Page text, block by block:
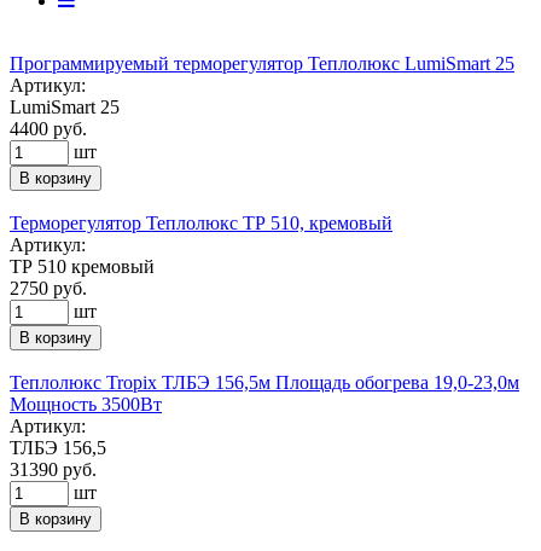
Программируемый терморегулятор Теплолюкс LumiSmart 25
Артикул:
LumiSmart 25
4400 руб.
шт
В корзину
Терморегулятор Теплолюкс ТР 510, кремовый
Артикул:
ТР 510 кремовый
2750 руб.
шт
В корзину
Теплолюкс Tropix ТЛБЭ 156,5м Площадь обогрева 19,0-23,0м
Мощность 3500Вт
Артикул:
ТЛБЭ 156,5
31390 руб.
шт
В корзину